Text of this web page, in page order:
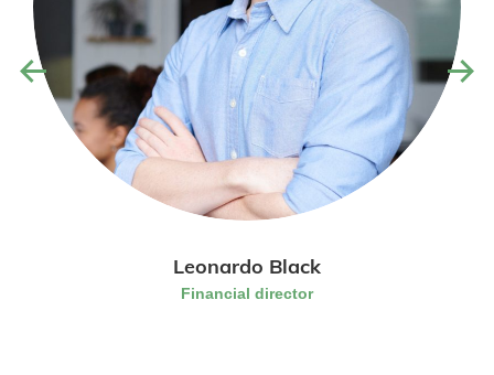
Leonardo Black
Financial director